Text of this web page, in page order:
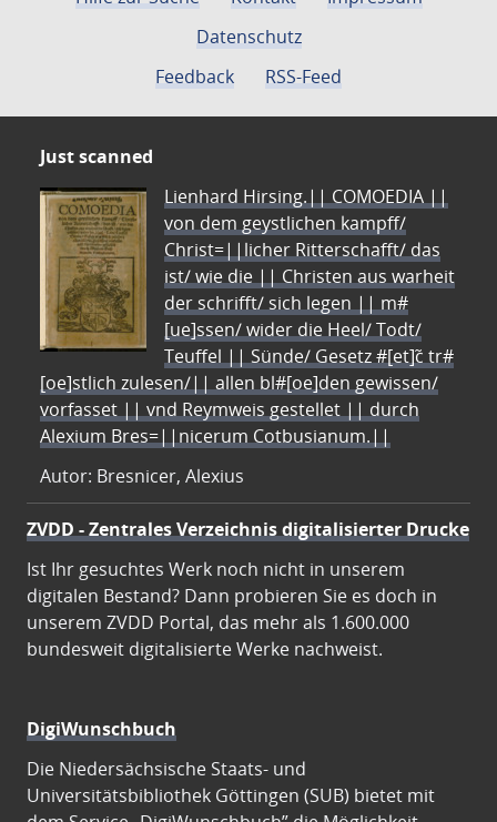
Datenschutz
Feedback
RSS-Feed
Just scanned
Lienhard Hirsing.|| COMOEDIA ||
von dem geystlichen kampff/
Christ=||licher Ritterschafft/ das
ist/ wie die || Christen aus warheit
der schrifft/ sich legen || m#
[ue]ssen/ wider die Heel/ Todt/
Teuffel || Sünde/ Gesetz #[et]c̃ tr#
[oe]stlich zulesen/|| allen bl#[oe]den gewissen/
vorfasset || vnd Reymweis gestellet || durch
Alexium Bres=||nicerum Cotbusianum.||
Autor: Bresnicer, Alexius
ZVDD - Zentrales Verzeichnis digitalisierter Drucke
Ist Ihr gesuchtes Werk noch nicht in unserem
digitalen Bestand? Dann probieren Sie es doch in
unserem ZVDD Portal, das mehr als 1.600.000
bundesweit digitalisierte Werke nachweist.
DigiWunschbuch
Die Niedersächsische Staats- und
Universitätsbibliothek Göttingen (SUB) bietet mit